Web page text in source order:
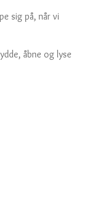
sig på, når vi
åbne og lyse